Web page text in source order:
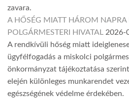
zavara.
A HŐSÉG MIATT HÁROM NAPRA
POLGÁRMESTERI HIVATAL 2026-
A rendkívüli hőség miatt
ügyfélfogadás a miskolci
önkormányzat tájékoztatása
elején különleges munkarendet
egészségének védelme érdekében.